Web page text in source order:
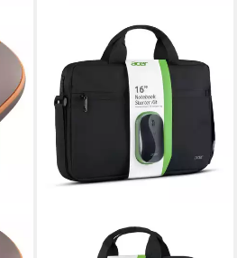
Laptop-Ständer Notebook